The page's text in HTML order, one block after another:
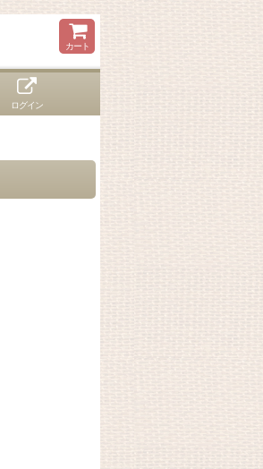
カート
ログイン